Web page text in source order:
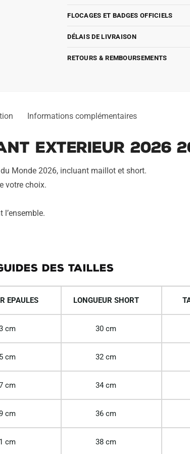
FLOCAGES ET BADGES OFFICIELS
DÉLAIS DE LIVRAISON
RETOURS & REMBOURSEMENTS
Informations complémentaires
Exterieur 2026
Monde 2026, incluant maillot et short.
votre choix.
DES TAILLES
EPAULES LONGUEUR SHORT
cm 30 cm
cm 32 cm
cm 34 cm
cm 36 cm
cm 38 cm